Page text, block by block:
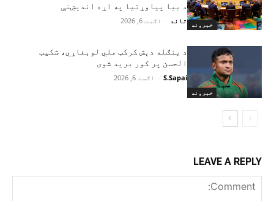
خبرونه
د بیا پیاوړتیا په اړه اندېښنې
تاند - اګست 6, 2026
خبرونه
د بنګله دېش کرکټ ملي لوبغاړي، شکیب
الحسن پر کور برید شوی
S.Sapai
- اګست 6, 2026
LEAVE A REPLY